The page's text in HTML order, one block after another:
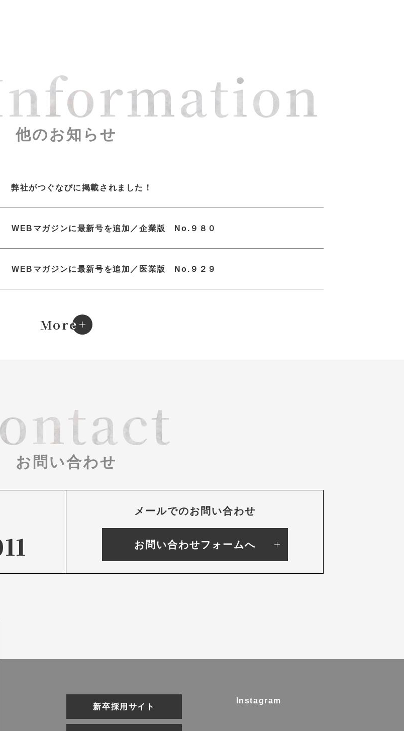
他のお知らせ
弊社がつぐなびに掲載されました！
WEBマガジンに最新号を追加／企業版 No.９８０
WEBマガジンに最新号を追加／医業版 No.９２９
More
e
お問い合わせ
メールでのお問い合わせ
お問い合わせフォームへ
新卒採用サイト
Instagram